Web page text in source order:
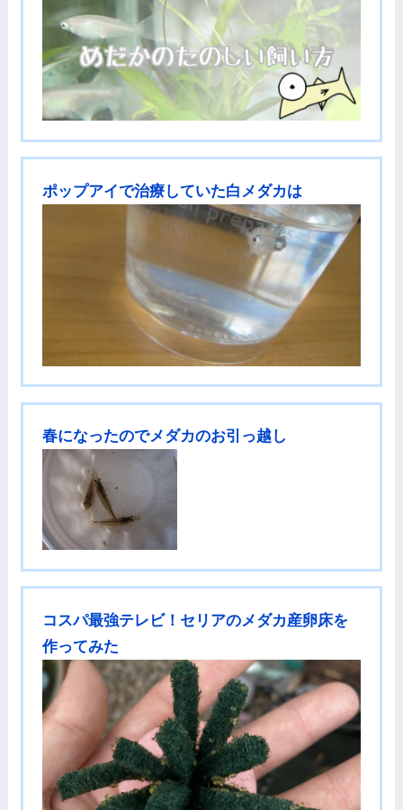
ポップアイで治療していた白メダカは
春になったのでメダカのお引っ越し
コスパ最強テレビ！セリアのメダカ産卵床を
作ってみた